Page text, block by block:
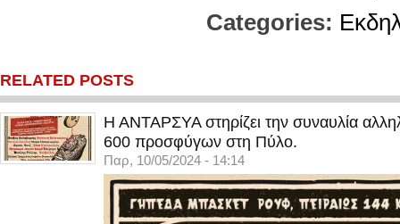
Categories:
RELATED POSTS
Η ΑΝΤΑΡΣΥΑ στηρίζει την συναυλία
600 προσφύγων στη Πύλο.
Παρ, 10/05/2024 - 14:14